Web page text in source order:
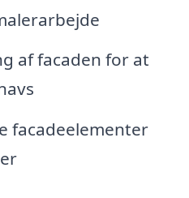
af facaden for at
facadeelementer